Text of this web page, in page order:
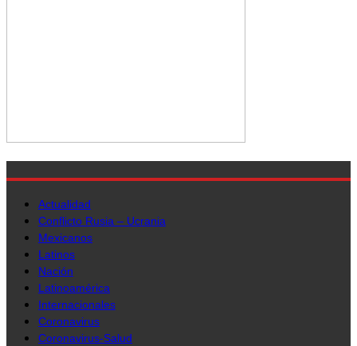
Actualidad
Conflicto Rusia – Ucrania
Mexicanos
Latinos
Nación
Latinoamérica
Internacionales
Coronavirus
Coronavirus-Salud